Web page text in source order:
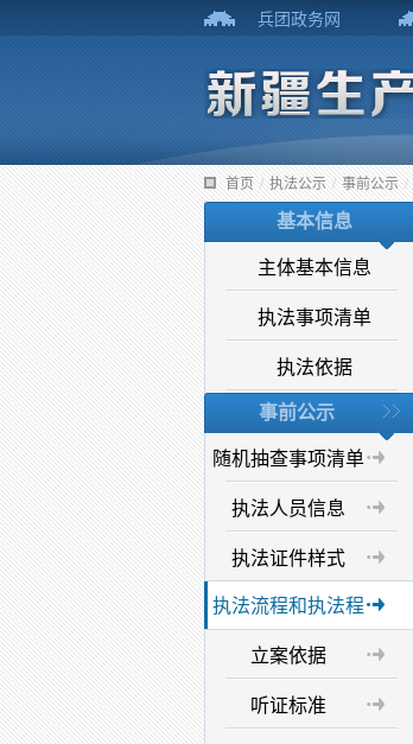
兵团政务网
首页 / 执法公示 / 事前公示 /
基本信息
主体基本信息
执法事项清单
执法依据
事前公示
随机抽查事项清单
执法人员信息
执法证件样式
执法流程和执法程
立案依据
听证标准